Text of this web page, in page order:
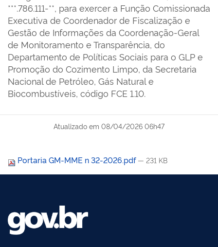
***.786.111-**, para exercer a Função Comissionada
Executiva de Coordenador de Fiscalização e
Gestão de Informações da Coordenação-Geral
de Monitoramento e Transparência, do
Departamento de Políticas Sociais para o GLP e
Promoção do Cozimento Limpo, da Secretaria
Nacional de Petróleo, Gás Natural e
Biocombustíveis, código FCE 1.10.
Atualizado em 08/04/2026 06h47
Portaria GM-MME n 32-2026.pdf — 231 KB